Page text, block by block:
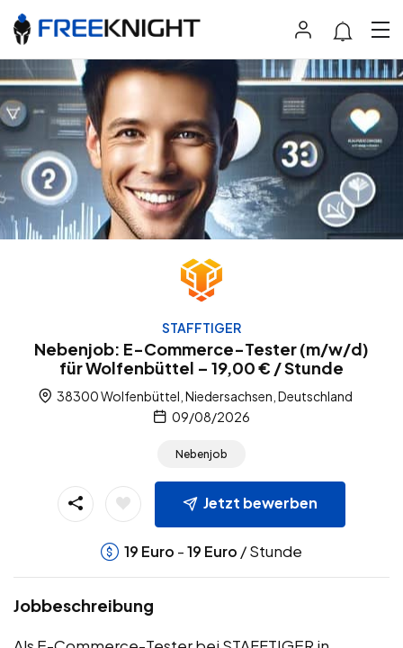
STAFFTIGER
Nebenjob: E-Commerce-Tester (m/w/d)
für Wolfenbüttel – 19,00 € / Stunde
38300 Wolfenbüttel, Niedersachsen, Deutschland
09/08/2026
Nebenjob
Jetzt bewerben
19 Euro -19 Euro / Stunde
Jobbeschreibung